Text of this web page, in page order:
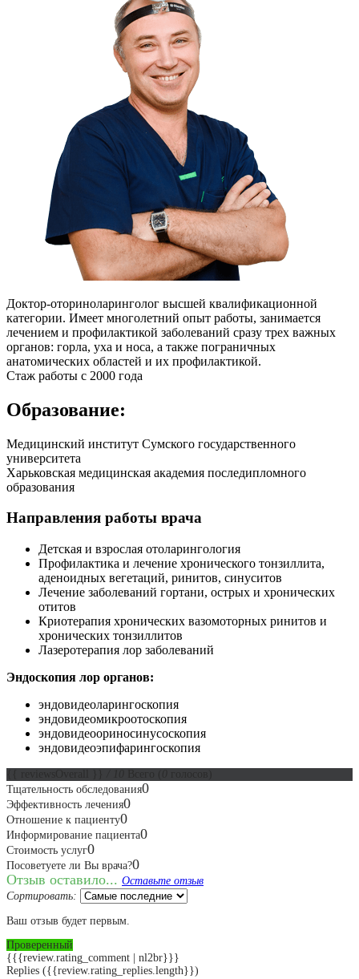
Доктор-оториноларинголог высшей квалификационной
категории. Имеет многолетний опыт работы, занимается
лечением и профилактикой заболеваний сразу трех важных
органов: горла, уха и носа, а также пограничных
анатомических областей и их профилактикой.
Стаж работы с 2000 года
Образование:
Медицинский институт Сумского государственного
университета
Харьковская медицинская академия последипломного
образования
Направления работы врача
Детская и взрослая отоларингология
Профилактика и лечение хронического тонзиллита,
аденоидных вегетаций, ринитов, синуситов
Лечение заболеваний гортани, острых и хронических
отитов
Криотерапия хронических вазомоторных ринитов и
хронических тонзиллитов
Лазеротерапия лор заболеваний
Эндоскопия лор органов:
эндовидеоларингоскопия
эндовидеомикроотоскопия
эндовидеоориносинусоскопия
эндовидеоэпифарингоскопия
Тщательность обследования0
Эффективность лечения0
Отношение к пациенту0
Информирование пациента0
Стоимость услуг0
Посоветуете ли Вы врача?0
Отзыв оставило... Оставьте отзыв
Сортировать:
Ваш отзыв будет первым.
Проверенный
{{{review.rating_comment | nl2br}}}
Replies ({{review.rating_replies.length}})